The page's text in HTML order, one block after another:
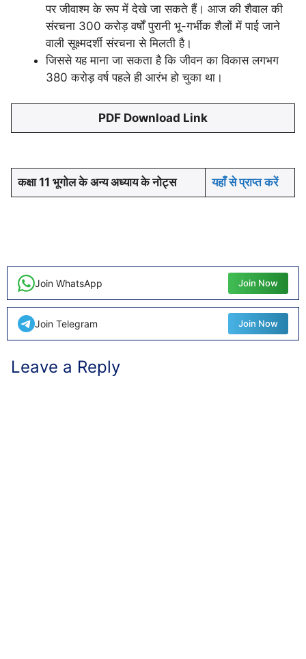
पर जीवाश्म के रूप में देखे जा सकते हैं। आज की शैवाल की
संरचना 300 करोड़ वर्षों पुरानी भू-गर्भीक शैलों में पाई जाने
वाली सूक्ष्मदर्शी संरचना से मिलती है।
जिससे यह माना जा सकता है कि जीवन का विकास लगभग
380 करोड़ वर्ष पहले ही आरंभ हो चुका था।
PDF Download Link
कक्षा 11 भूगोल के अन्य अध्याय के नोट्स यहाँ से प्राप्त करें
Join WhatsApp Join Now
Join Telegram Join Now
Leave a Reply